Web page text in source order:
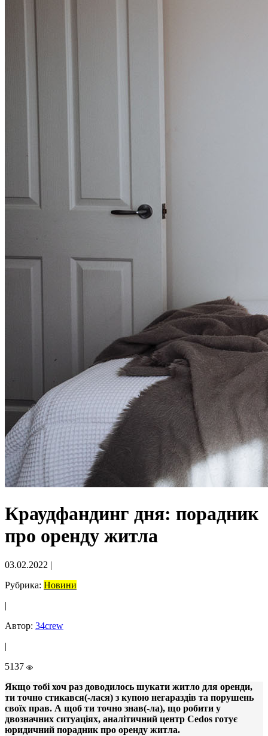
Краудфандинг дня: порадник
про оренду житла
03.02.2022 |
Рубрика: Новини
|
Автор: 34crew
|
5137
Якщо тобі хоч раз доводилось шукати житло для оренди,
ти точно стикався(-лася) з купою негараздів та порушень
своїх прав. А щоб ти точно знав(-ла), що робити у
двозначних ситуаціях, аналітичний центр Cedos готує
юридичний порадник про оренду житла.